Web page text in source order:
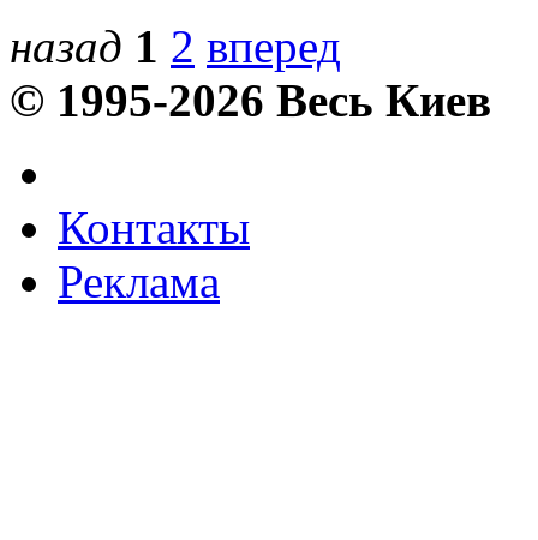
назад 1 2 вперед
© 1995-2026 Весь Киев
Контакты
Реклама